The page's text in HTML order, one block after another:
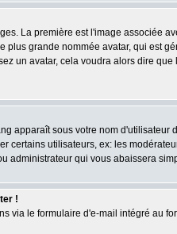
La première est l'image
grande nommée avatar, qui
un avatar, cela voudra alors dire
apparaît sous votre nom
utilisateurs, ex: les
administrateur qui vous abaissera
!
via le formulaire d'e-mail intégré au